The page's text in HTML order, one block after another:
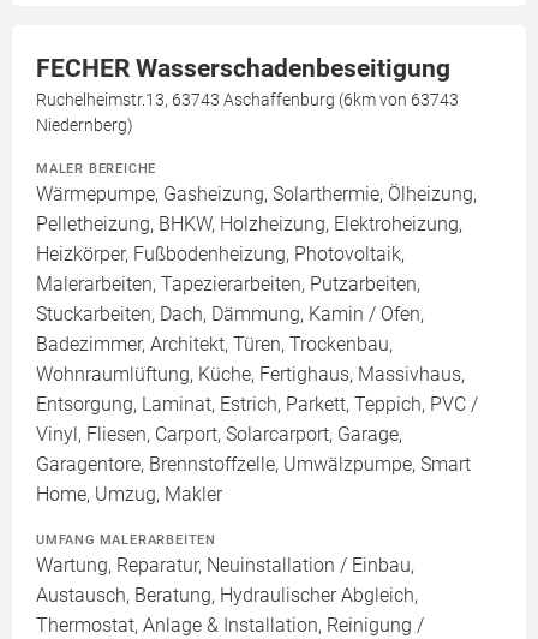
FECHER Wasserschadenbeseitigung
Ruchelheimstr.13, 63743 Aschaffenburg (6km von 63743
Niedernberg)
MALER BEREICHE
Wärmepumpe, Gasheizung, Solarthermie, Ölheizung,
Pelletheizung, BHKW, Holzheizung, Elektroheizung,
Heizkörper, Fußbodenheizung, Photovoltaik,
Malerarbeiten, Tapezierarbeiten, Putzarbeiten,
Stuckarbeiten, Dach, Dämmung, Kamin / Ofen,
Badezimmer, Architekt, Türen, Trockenbau,
Wohnraumlüftung, Küche, Fertighaus, Massivhaus,
Entsorgung, Laminat, Estrich, Parkett, Teppich, PVC /
Vinyl, Fliesen, Carport, Solarcarport, Garage,
Garagentore, Brennstoffzelle, Umwälzpumpe, Smart
Home, Umzug, Makler
UMFANG MALERARBEITEN
Wartung, Reparatur, Neuinstallation / Einbau,
Austausch, Beratung, Hydraulischer Abgleich,
Thermostat, Anlage & Installation, Reinigung /